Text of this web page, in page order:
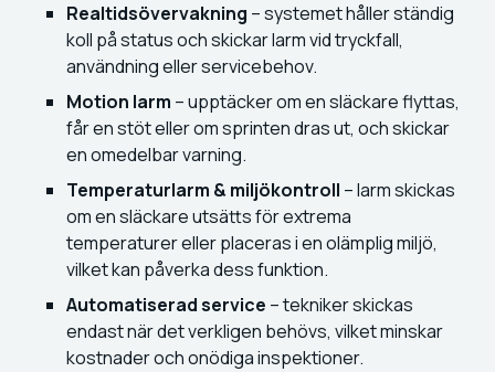
Realtidsövervakning – systemet håller ständig
koll på status och skickar larm vid tryckfall,
användning eller servicebehov.
Motion larm – upptäcker om en släckare flyttas,
får en stöt eller om sprinten dras ut, och skickar
en omedelbar varning.
Temperaturlarm & miljökontroll – larm skickas
om en släckare utsätts för extrema
temperaturer eller placeras i en olämplig miljö,
vilket kan påverka dess funktion.
Automatiserad service – tekniker skickas
endast när det verkligen behövs, vilket minskar
kostnader och onödiga inspektioner.